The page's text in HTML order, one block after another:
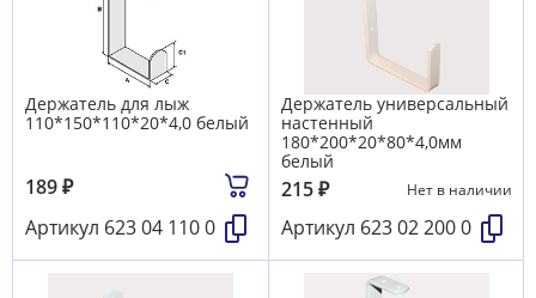
Держатель для лыж
110*150*110*20*4,0 белый
189₽
Артикул 623 04 110 0
Держатель универсальный
настенный
180*200*20*80*4,0мм
белый
215₽ Нет в наличии
Артикул 623 02 200 0